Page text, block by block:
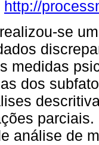
http://
se
medidas
dos
análise de